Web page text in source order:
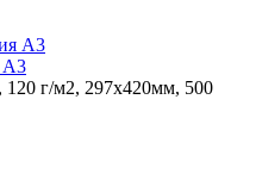
А3
г/м2, 297х420мм, 500